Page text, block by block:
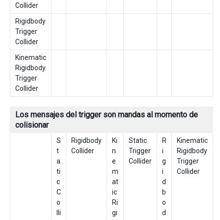
Collider
Rigidbody
Trigger
Collider
Kinematic
Rigidbody
Trigger
Collider
Los mensajes del trigger son mandas al momento de
colisionar
S
t
a
ti
c
C
o
lli
Rigidbody
Collider
Ki
n
e
m
at
ic
Ri
gi
Static
Trigger
Collider
R
i
g
i
d
b
o
d
Kinematic
Rigidbody
Trigger
Collider